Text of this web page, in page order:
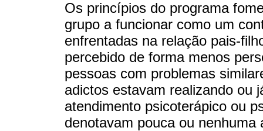
Os princípios do programa
grupo a funcionar como um
enfrentadas na relação pais-
percebido de forma menos
pessoas com problemas
adictos estavam realizando ou
atendimento psicoterápico ou
denotavam pouca ou